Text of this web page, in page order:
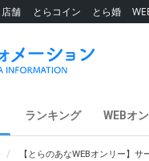
店舗 とらコイン とら婚
ランキング WEBオ
【とらのあなWEBオンリー】